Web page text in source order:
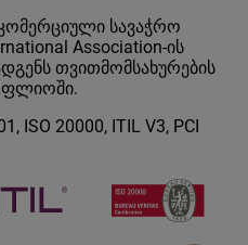
სავაჭრო
Association-ის
თვითმომსახურების
ISO 20000, ITIL V3, PCI